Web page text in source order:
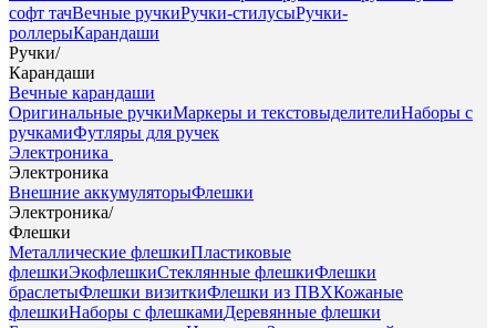
софт тачВечные ручкиРучки-стилусыРучки-
роллерыКарандаши
Ручки/
Карандаши
Вечные карандаши
Оригинальные ручкиМаркеры и текстовыделителиНаборы с
ручкамиФутляры для ручек
Электроника
Электроника
Внешние аккумуляторыФлешки
Электроника/
Флешки
Металлические флешкиПластиковые
флешкиЭкофлешкиСтеклянные флешкиФлешки
браслетыФлешки визиткиФлешки из ПВХКожаные
флешкиНаборы с флешкамиДеревянные флешки